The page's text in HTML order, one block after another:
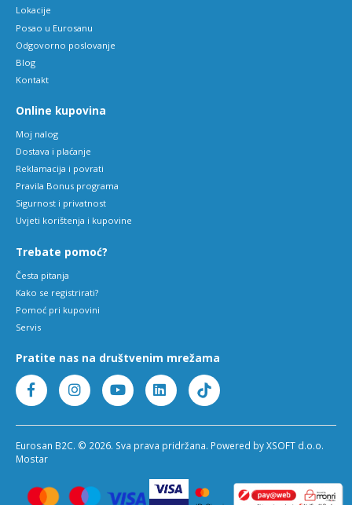
Lokacije
Posao u Eurosanu
Odgovorno poslovanje
Blog
Kontakt
Online kupovina
Moj nalog
Dostava i plaćanje
Reklamacija i povrati
Pravila Bonus programa
Sigurnost i privatnost
Uvjeti korištenja i kupovine
Trebate pomoć?
Česta pitanja
Kako se registrirati?
Pomoć pri kupovini
Servis
Pratite nas na društvenim mrežama
Eurosan B2C. © 2026. Sva prava pridržana. Powered by XSOFT d.o.o.
Mostar